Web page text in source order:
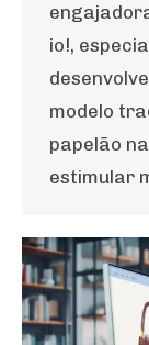
io!,
modelo
papelão
estimular